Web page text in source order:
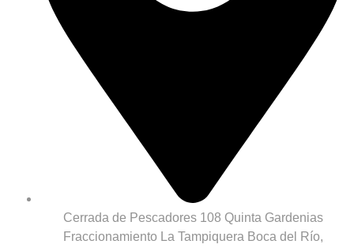
Cerrada de Pescadores 108 Quinta Gardenias
Fraccionamiento La Tampiquera Boca del Río,